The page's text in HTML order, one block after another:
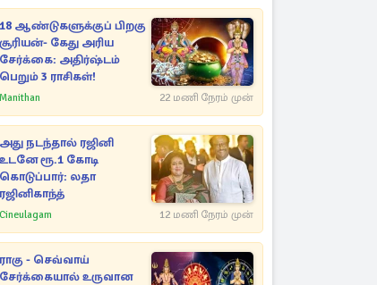
18 ஆண்டுகளுக்குப் பிறகு
சூரியன்- கேது அரிய
சேர்க்கை: அதிர்ஷ்டம்
பெறும் 3 ராசிகள்!
Manithan 22 மணி நேரம் முன்
அது நடந்தால் ரஜினி
உடனே ரூ.1 கோடி
கொடுப்பார்: லதா
ரஜினிகாந்த்
Cineulagam 12 மணி நேரம் முன்
ராகு - செவ்வாய்
சேர்க்கையால் உருவான